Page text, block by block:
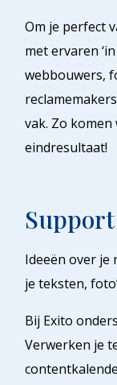
Om je perfect
met ervaren
webbouwers,
vak. Zo
eindresultaat!
Ideeën over je
je teksten,
Bij Exito
Verwerken je